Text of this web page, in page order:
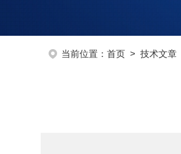
当前位置：首页 >技术文章